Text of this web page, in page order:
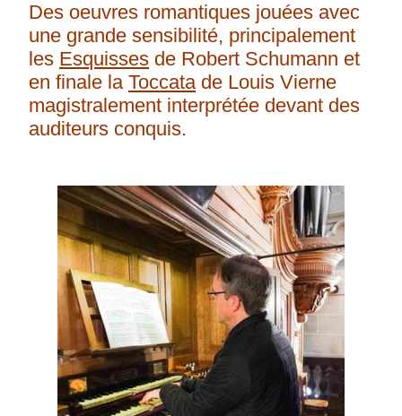
Des oeuvres romantiques jouées avec
une grande sensibilité, principalement
les Esquisses de Robert Schumann et
en finale la Toccatade Louis Vierne
magistralement interprétée devant des
auditeurs conquis.